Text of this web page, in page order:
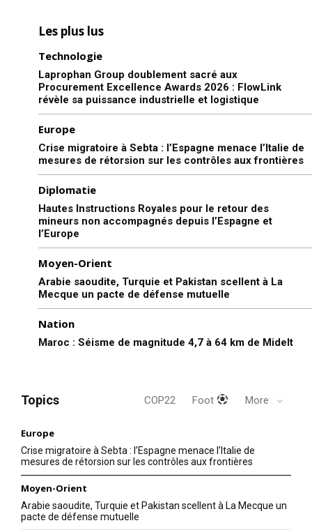
Les plus lus
Technologie
Laprophan Group doublement sacré aux
Procurement Excellence Awards 2026 : FlowLink
révèle sa puissance industrielle et logistique
Europe
Crise migratoire à Sebta : l’Espagne menace l’Italie de
mesures de rétorsion sur les contrôles aux frontières
Diplomatie
Hautes Instructions Royales pour le retour des
mineurs non accompagnés depuis l’Espagne et
l’Europe
Moyen-Orient
Arabie saoudite, Turquie et Pakistan scellent à La
Mecque un pacte de défense mutuelle
Nation
Maroc : Séisme de magnitude 4,7 à 64 km de Midelt
Topics COP22 Foot More
Europe
Crise migratoire à Sebta : l’Espagne menace l’Italie de
mesures de rétorsion sur les contrôles aux frontières
Moyen-Orient
Arabie saoudite, Turquie et Pakistan scellent à La Mecque un
pacte de défense mutuelle